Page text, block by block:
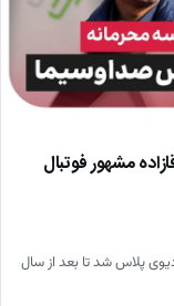
مشهور فوتبال
پلاس شد تا بعد از سال